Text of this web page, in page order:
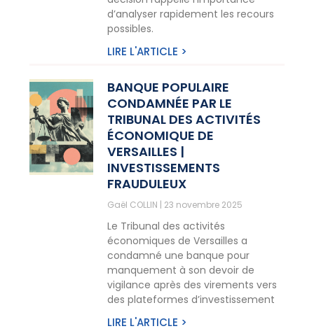
d’analyser rapidement les recours
possibles.
LIRE L'ARTICLE >
BANQUE POPULAIRE
CONDAMNÉE PAR LE
TRIBUNAL DES ACTIVITÉS
ÉCONOMIQUE DE
VERSAILLES |
INVESTISSEMENTS
FRAUDULEUX
Gaël COLLIN 23 novembre 2025
Le Tribunal des activités
économiques de Versailles a
condamné une banque pour
manquement à son devoir de
vigilance après des virements vers
des plateformes d’investissement
LIRE L'ARTICLE >